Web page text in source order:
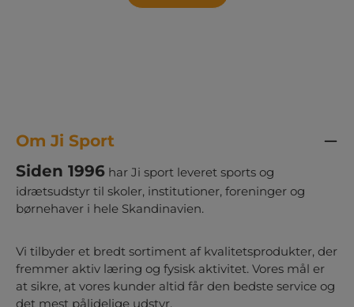
Om Ji Sport
Siden 1996 har Ji sport leveret sports og
idrætsudstyr til skoler, institutioner, foreninger og
børnehaver i hele Skandinavien.
Vi tilbyder et bredt sortiment af kvalitetsprodukter, der
fremmer aktiv læring og fysisk aktivitet. Vores mål er
at sikre, at vores kunder altid får den bedste service og
det mest pålidelige udstyr.